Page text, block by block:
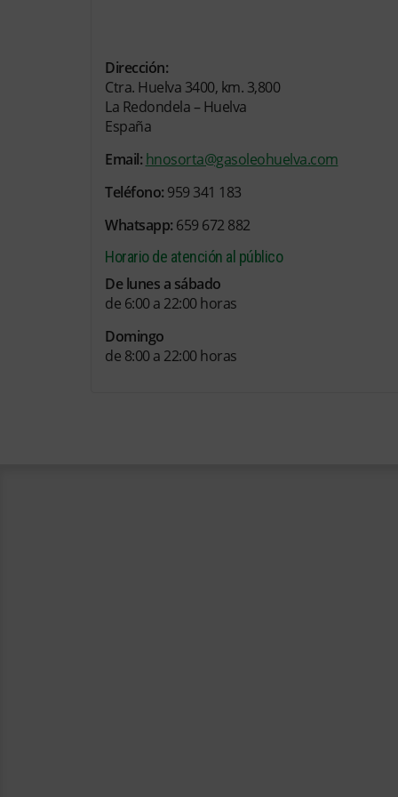
Dirección:
Ctra. Huelva 3400, km. 3,800
La Redondela – Huelva
España
Email: hnosorta@gasoleohuelva.com
Teléfono: 959 341 183
Whatsapp: 659 672 882
Horario de atención al público
De lunes a sábado
de 6:00 a 22:00 horas
Domingo
de 8:00 a 22:00 horas